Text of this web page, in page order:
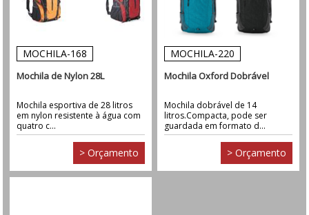
MOCHILA-168
Mochila de Nylon 28L
Mochila esportiva de 28 litros
em nylon resistente à água com
quatro c...
> Orçamento
MOCHILA-220
Mochila Oxford Dobrável
Mochila dobrável de 14
litros.Compacta, pode ser
guardada em formato d...
> Orçamento